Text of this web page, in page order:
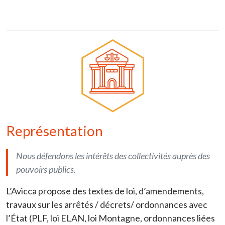
Image
Représentation
Nous défendons les intérêts des collectivités auprès des
pouvoirs publics.
L’Avicca propose des textes de loi, d’amendements,
travaux sur les arrêtés / décrets/ ordonnances avec
l’État (PLF, loi ELAN, loi Montagne, ordonnances liées